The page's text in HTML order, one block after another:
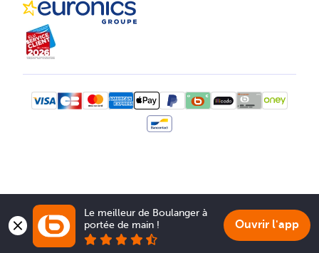
Le meilleur de Boulanger à
portée de main !
Ouvrir l'app